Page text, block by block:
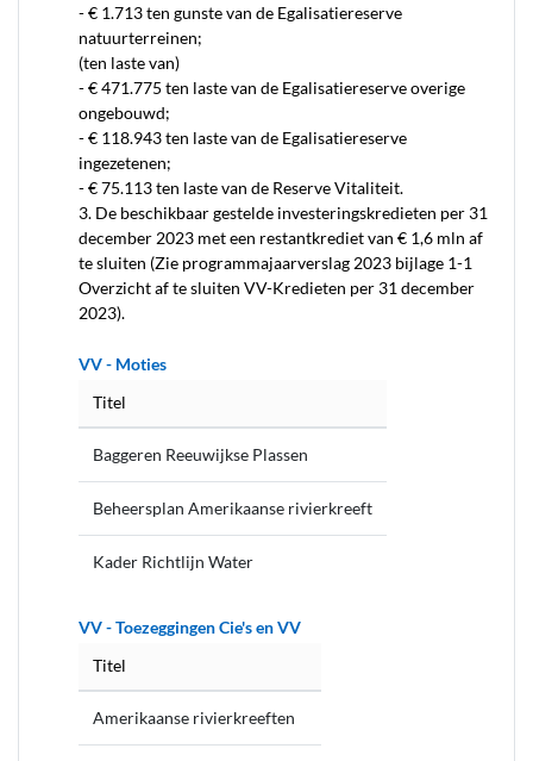
- € 1.713 ten gunste van de Egalisatiereserve
natuurterreinen;
(ten laste van)
- € 471.775 ten laste van de Egalisatiereserve overige
ongebouwd;
- € 118.943 ten laste van de Egalisatiereserve
ingezetenen;
- € 75.113 ten laste van de Reserve Vitaliteit.
3. De beschikbaar gestelde investeringskredieten per 31
december 2023 met een restantkrediet van € 1,6 mln af
te sluiten (Zie programmajaarverslag 2023 bijlage 1-1
Overzicht af te sluiten VV-Kredieten per 31 december
2023).
VV - Moties
Titel
Baggeren Reeuwijkse Plassen
Beheersplan Amerikaanse rivierkreeft
Kader Richtlijn Water
VV - Toezeggingen Cie's en VV
Titel
Amerikaanse rivierkreeften